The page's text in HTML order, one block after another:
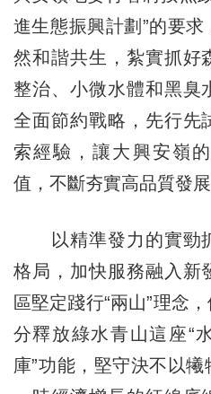
進生態振興計劃”的要
然和諧共生，紮實抓好
整治、小微水體和黑臭
全面節約戰略，先行先
索經驗，讓大興安嶺
值，不斷夯實高品質發展
以精準發力的實勁
格局，加快服務融入新
區堅定踐行“兩山”理念
分釋放綠水青山這座“
庫”功能，堅守決不以